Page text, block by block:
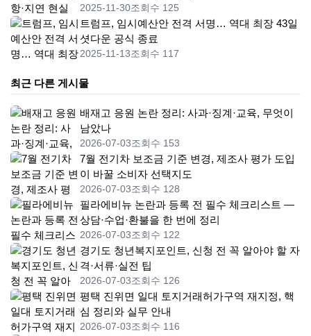
2025-11-30조회수 125
트럼프, 임시예산안 전격 서명… 역대 최장 43일
셧다운 공식 종료
2025-11-13조회수 117
최근 다른 게시물
배재고 응원 논란 정리: 사과·징계·교육, 무엇이
남았나
2026-07-03조회수 153
7월 전기차 보조금 기준 변경, 제조사 평가 도입
이 바꿀 소비자 선택지도
2026-07-03조회수 128
필라에비뉴 논란과 등록 전 필수 체크리스트 —
상담·수업·환불을 한 번에 정리
2026-07-03조회수 122
경기도 청년복지포인트, 신청 전 꼭 알아야 할 자
격·서류·실전 팁
2026-07-03조회수 126
평택 진위면 일대 토지거래허가구역 재지정, 핵
심 정리와 실무 안내
2026-07-03조회수 116